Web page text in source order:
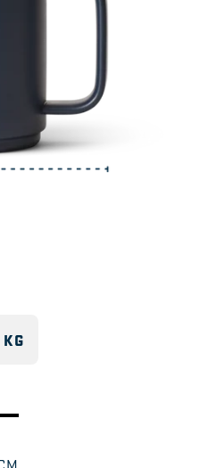
も使用できま